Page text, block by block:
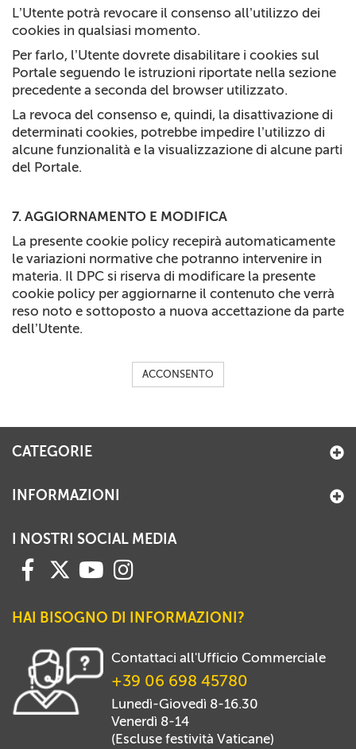
L’Utente potrà revocare il consenso all’utilizzo dei
cookies in qualsiasi momento.
Per farlo, l’Utente dovrete disabilitare i cookies sul
Portale seguendo le istruzioni riportate nella sezione
precedente a seconda del browser utilizzato.
La revoca del consenso e, quindi, la disattivazione di
determinati cookies, potrebbe impedire l’utilizzo di
alcune funzionalità e la visualizzazione di alcune parti
del Portale.
7. AGGIORNAMENTO E MODIFICA
La presente cookie policy recepirà automaticamente
le variazioni normative che potranno intervenire in
materia. Il DPC si riserva di modificare la presente
cookie policy per aggiornarne il contenuto che verrà
reso noto e sottoposto a nuova accettazione da parte
dell’Utente.
ACCONSENTO
CATEGORIE
INFORMAZIONI
I NOSTRI SOCIAL MEDIA
HAI BISOGNO DI INFORMAZIONI?
Contattaci all'Ufficio Commerciale
+39 06 698 45780
Lunedì-Giovedì 8-16.30
Venerdì 8-14
(Escluse festività Vaticane)